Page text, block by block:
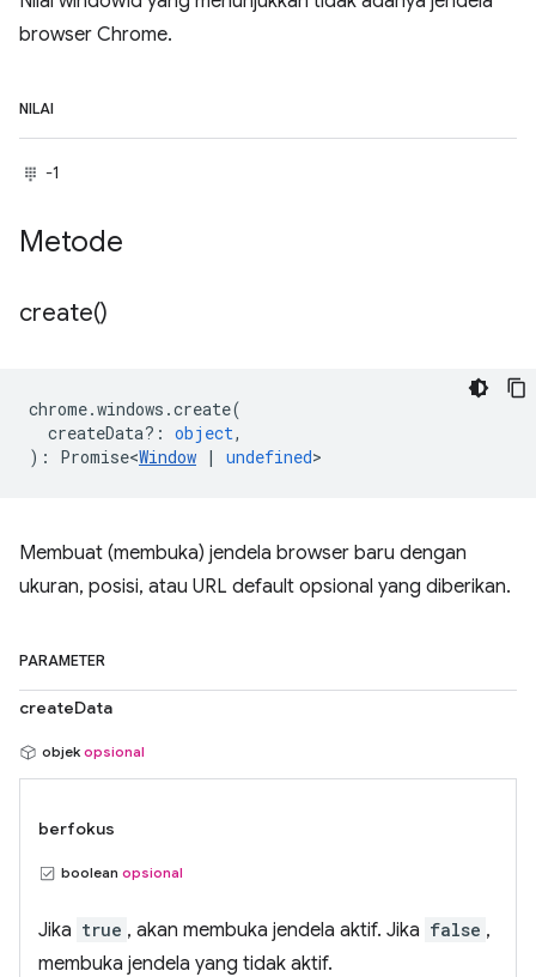
browser Chrome.
NILAI
-1
Metode
create()
chrome.windows .create(
createData? : object,
) : Promise<Window | undefined>
Membuat (membuka) jendela browser baru dengan
ukuran, posisi, atau URL default opsional yang diberikan.
PARAMETER
createData
objek opsional
berfokus
boolean opsional
Jika true , akan membuka jendela aktif. Jika false ,
membuka jendela yang tidak aktif.